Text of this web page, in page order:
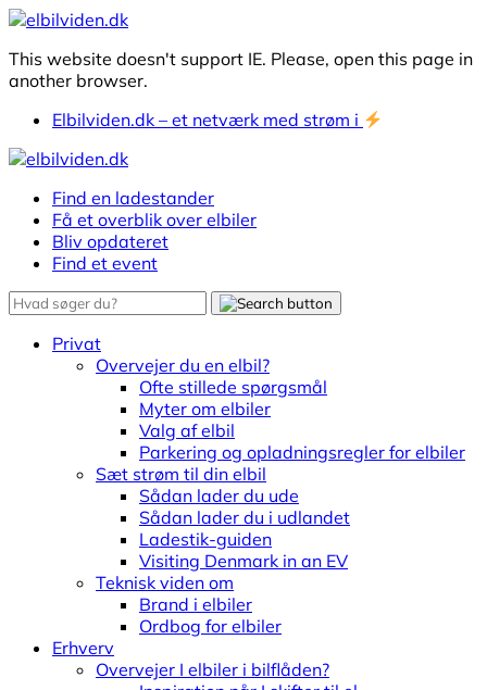
This website doesn't support IE. Please, open this page in
another browser.
Elbilviden.dk – et netværk med strøm i
Find en ladestander
Få et overblik over elbiler
Bliv opdateret
Find et event
Privat
Overvejer du en elbil?
Ofte stillede spørgsmål
Myter om elbiler
Valg af elbil
Parkering og opladningsregler for elbiler
Sæt strøm til din elbil
Sådan lader du ude
Sådan lader du i udlandet
Ladestik-guiden
Visiting Denmark in an EV
Teknisk viden om
Brand i elbiler
Ordbog for elbiler
Erhverv
Overvejer I elbiler i bilflåden?